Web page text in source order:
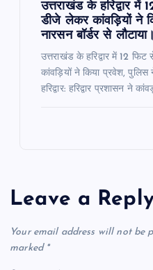
उत्तराखंड के हरिद्वार
डीजे लेकर कांवड़ियों ने
नारसन बॉर्डर से लौटाया।
उत्तराखंड के हरिद्वार में 12
कांवड़ियों ने किया प्रवेश, पुलिस
हरिद्वार: हरिद्वार प्रशासन ने
Leave a
Your email address will not be
marked *